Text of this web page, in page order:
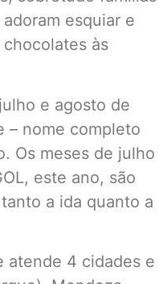
esquiar e
às
e agosto de
– nome completo
Os meses de julho
este ano, são
a ida quanto a
atende 4 cidades e